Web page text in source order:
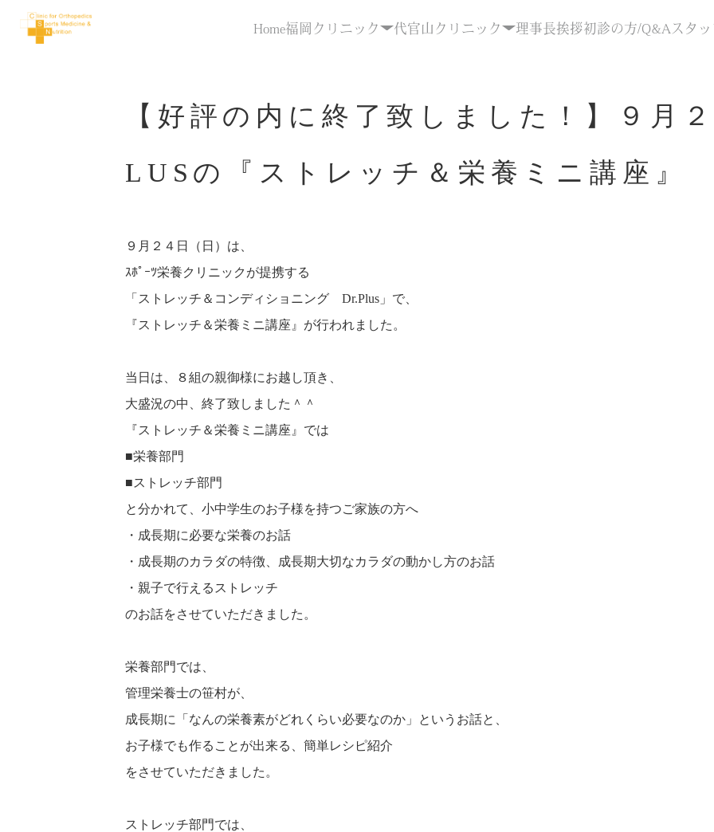
Home福岡クリニック 代官山クリニック 理事長挨拶初診の方/Q&A スタ
【好評の内に終了致しました！】９月
LUSの『ストレッチ＆栄養ミニ講座』
９月２４日（日）は、
ｽﾎﾟｰﾂ栄養クリニックが提携する
「ストレッチ＆コンディショニング Dr.Plus」で、
『ストレッチ＆栄養ミニ講座』が行われました。
当日は、８組の親御様にお越し頂き、
大盛況の中、終了致しました＾＾
『ストレッチ＆栄養ミニ講座』では
■栄養部門
■ストレッチ部門
と分かれて、小中学生のお子様を持つご家族の方へ
・成長期に必要な栄養のお話
・成長期のカラダの特徴、成長期大切なカラダの動かし方のお話
・親子で行えるストレッチ
のお話をさせていただきました。
栄養部門では、
管理栄養士の笹村が、
成長期に「なんの栄養素がどれくらい必要なのか」というお話と、
お子様でも作ることが出来る、簡単レシピ紹介
をさせていただきました。
ストレッチ部門では、